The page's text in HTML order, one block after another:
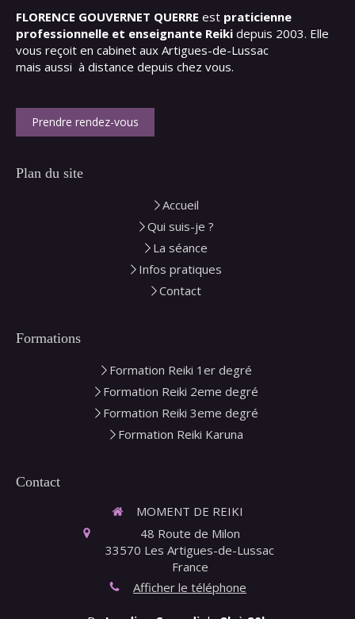
FLORENCE GOUVERNET QUERRE est praticienne
professionnelle et enseignante Reiki depuis 2003. Elle
vous reçoit en cabinet aux Artigues-de-Lussac
mais aussi à distance depuis chez vous.
Prendre rendez-vous
Plan du site
Accueil
Qui suis-je ?
La séance
Infos pratiques
Contact
Formations
Formation Reiki 1er degré
Formation Reiki 2eme degré
Formation Reiki 3eme degré
Formation Reiki Karuna
Contact
MOMENT DE REIKI
48 Route de Milon
33570 Les Artigues-de-Lussac
France
Afficher le téléphone